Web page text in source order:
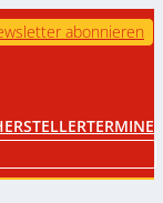
abonnieren
TERMINE